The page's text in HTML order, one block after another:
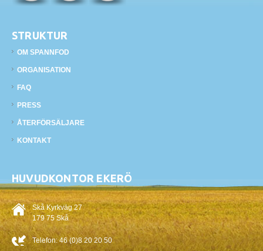
STRUKTUR
OM SPANNFOD
ORGANISATION
FAQ
PRESS
ÅTERFÖRSÄLJARE
KONTAKT
HUVUDKONTOR EKERÖ
Skå Kyrkväg 27
179 75 Skå
Telefon:46 (0)8 20 20 50